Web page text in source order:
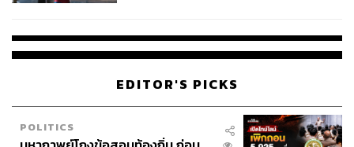
EDITOR'S PICKS
POLITICS